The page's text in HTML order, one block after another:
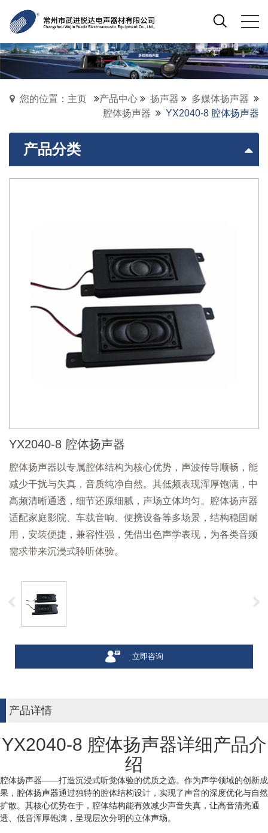
您的位置：主页 产品中心 扬声器
多媒体扬声器
腔体扬声器
YX2040-8 腔体扬声器
产品分类
YX2040-8 腔体扬声器
腔体扬声器以专属腔体结构为核心优势，声波传导顺畅，能
减少干扰与失真，音质纯净自然。其低频表现浑厚饱满，中
高频清晰通透，细节还原细腻，声场立体均匀。腔体扬声器
适配家庭影院、车载音响、便携设备等多场景，结构稳固耐
用，安装便捷，兼容性强，凭借出色声学表现，为各类音频
需求带来沉浸式聆听体验。
立即咨询
产品详情
YX2040-8 腔体扬声器详细产品介
绍
腔体扬声器——打造沉浸式听觉体验的优质之选。作为声学领域的创新成
果，腔体扬声器通过独特的腔体结构设计，实现了声音的深度优化与自然
扩散。其核心优势在于，腔体结构能有效减少声音失真，让高音清亮通
透、低音浑厚饱满，呈现层次分明的立体声场。